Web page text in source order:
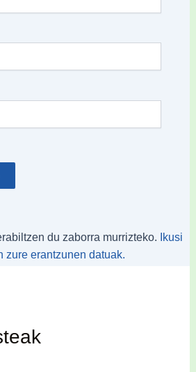
du zaborra murrizteko.
Ikusi
zure erantzunen datuak.